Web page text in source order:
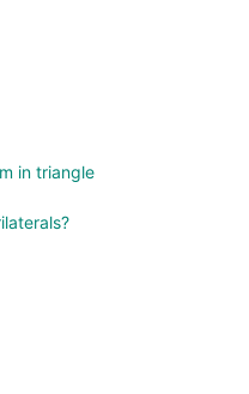
in triangle